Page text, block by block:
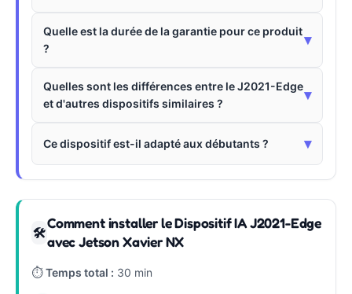
Quelle est la durée de la garantie pour ce produit
?
▾
Quelles sont les différences entre le J2021-Edge
et d'autres dispositifs similaires ?
▾
Ce dispositif est-il adapté aux débutants ? ▾
🛠
Comment installer le Dispositif IA J2021-Edge
avec Jetson Xavier NX
⏱Temps total : 30 min